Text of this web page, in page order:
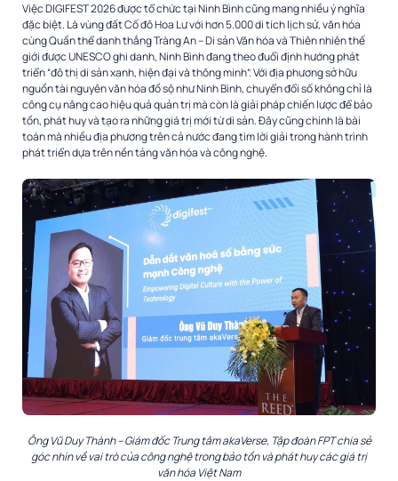
Việc DIGIFEST 2026 được tổ chức tại Ninh Bình cũng mang nhiều ý nghĩa
đặc biệt. Là vùng đất Cố đô Hoa Lư với hơn 5.000 di tích lịch sử, văn hóa
cùng Quần thể danh thắng Tràng An – Di sản Văn hóa và Thiên nhiên thế
giới được UNESCO ghi danh, Ninh Bình đang theo đuổi định hướng phát
triển “đô thị di sản xanh, hiện đại và thông minh”. Với địa phương sở hữu
nguồn tài nguyên văn hóa đồ sộ như Ninh Bình, chuyển đổi số không chỉ là
công cụ nâng cao hiệu quả quản trị mà còn là giải pháp chiến lược để bảo
tồn, phát huy và tạo ra những giá trị mới từ di sản. Đây cũng chính là bài
toán mà nhiều địa phương trên cả nước đang tìm lời giải trong hành trình
phát triển dựa trên nền tảng văn hóa và công nghệ.
Ông Vũ Duy Thành – Giám đốc Trung tâm akaVerse, Tập đoàn FPT chia sẻ
góc nhìn về vai trò của công nghệ trong bảo tồn và phát huy các giá trị
văn hóa Việt Nam